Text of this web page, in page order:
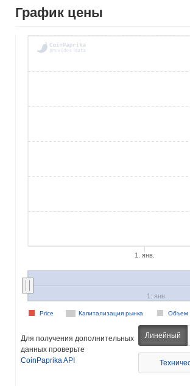
График цены
1. янв.
Капитализация рынка Объем
Price
1. янв.
Для получения дополнительных
данных проверьте
CoinPaprika API
Линейный